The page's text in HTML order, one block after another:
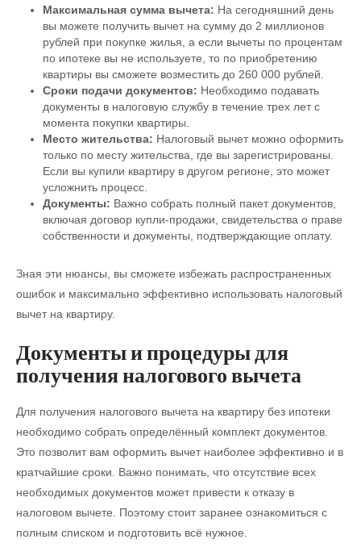
Максимальная сумма вычета: На сегодняшний день
вы можете получить вычет на сумму до 2 миллионов
рублей при покупке жилья, а если вычеты по процентам
по ипотеке вы не используете, то по приобретению
квартиры вы сможете возместить до 260 000 рублей.
Сроки подачи документов: Необходимо подавать
документы в налоговую службу в течение трех лет с
момента покупки квартиры.
Место жительства: Налоговый вычет можно оформить
только по месту жительства, где вы зарегистрированы.
Если вы купили квартиру в другом регионе, это может
усложнить процесс.
Документы: Важно собрать полный пакет документов,
включая договор купли-продажи, свидетельства о праве
собственности и документы, подтверждающие оплату.
Зная эти нюансы, вы сможете избежать распространенных
ошибок и максимально эффективно использовать налоговый
вычет на квартиру.
Документы и процедуры для
получения налогового вычета
Для получения налогового вычета на квартиру без ипотеки
необходимо собрать определённый комплект документов.
Это позволит вам оформить вычет наиболее эффективно и в
кратчайшие сроки. Важно понимать, что отсутствие всех
необходимых документов может привести к отказу в
налоговом вычете. Поэтому стоит заранее ознакомиться с
полным списком и подготовить всё нужное.